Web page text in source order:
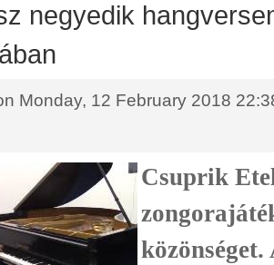
negyedik
Monday, 12 February 2018
Csuprik